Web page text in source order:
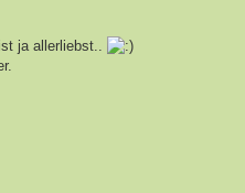
ja allerliebst..